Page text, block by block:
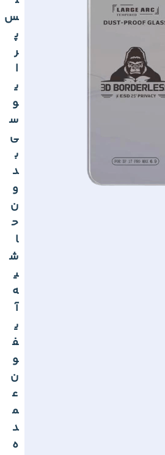
س
پ
ر
ا
ی
و
س
ی
ب
د
و
ن
ح
ا
ش
ی
ه
آ
ی
ف
و
ن
ع
م
د
ه